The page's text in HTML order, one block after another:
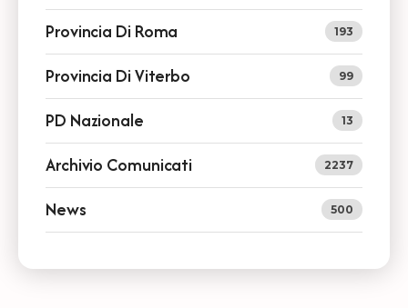
Provincia Di Roma 193
Provincia Di Viterbo 99
PD Nazionale 13
Archivio Comunicati 2237
News 500